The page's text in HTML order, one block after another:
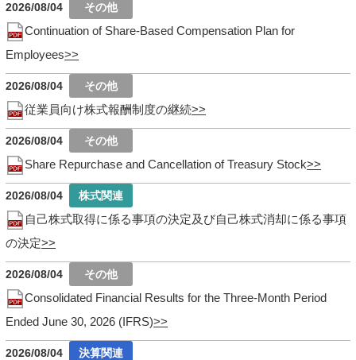
2026/08/04
Continuation of Share-Based Compensation Plan for
Employees
2026/08/04
従業員向け株式報酬制度の継続
2026/08/04
Share Repurchase and Cancellation of Treasury Stock
2026/08/04
自己株式取得に係る事項の決定及び自己株式消却に係る事項
の決定
2026/08/04
Consolidated Financial Results for the Three-Month Period
Ended June 30, 2026 (IFRS)
2026/08/04